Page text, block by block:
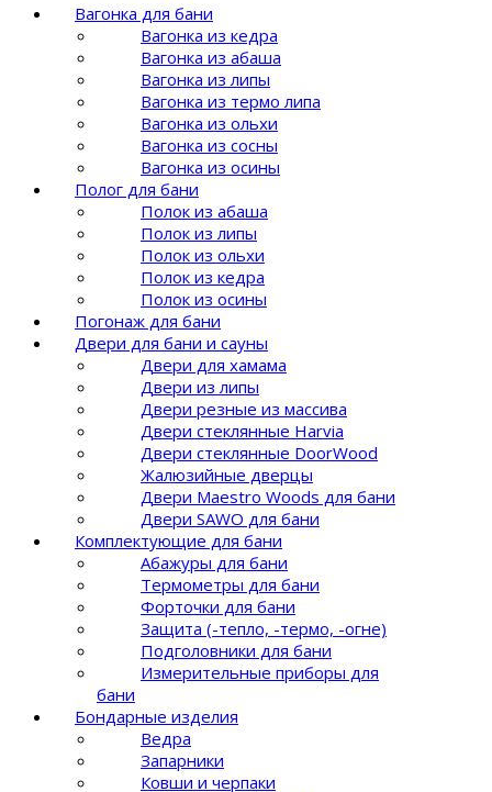
Вагонка для бани
Вагонка из кедра
Вагонка из абаша
Вагонка из липы
Вагонка из термо липа
Вагонка из ольхи
Вагонка из сосны
Вагонка из осины
Полог для бани
Полок из абаша
Полок из липы
Полок из ольхи
Полок из кедра
Полок из осины
Погонаж для бани
Двери для бани и сауны
Двери для хамама
Двери из липы
Двери резные из массива
Двери стеклянные Harvia
Двери стеклянные DoorWood
Жалюзийные дверцы
Двери Maestro Woods для бани
Двери SAWO для бани
Комплектующие для бани
Абажуры для бани
Термометры для бани
Форточки для бани
Защита (-тепло, -термо, -огне)
Подголовники для бани
Измерительные приборы для
бани
Бондарные изделия
Ведра
Запарники
Ковши и черпаки